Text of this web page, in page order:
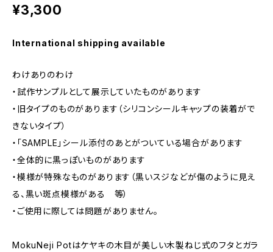
¥3,300
International shipping available
わけありのわけ
・試作サンプルとして展示していたものがあります
・旧タイプのものがあります（シリコンシールキャップの装着がで
きないタイプ）
・「SAMPLE」シール添付のあとがついている場合があります
・全体的に黒っぽいものがあります
・模様が特殊なものがあります（黒いスジなどが傷のように見え
る、黒い斑点模様がある 等）
・ご使用に際しては問題がありません。
MokuNeji Potはケヤキの木目が美しい木製ねじ式のフタとガラ